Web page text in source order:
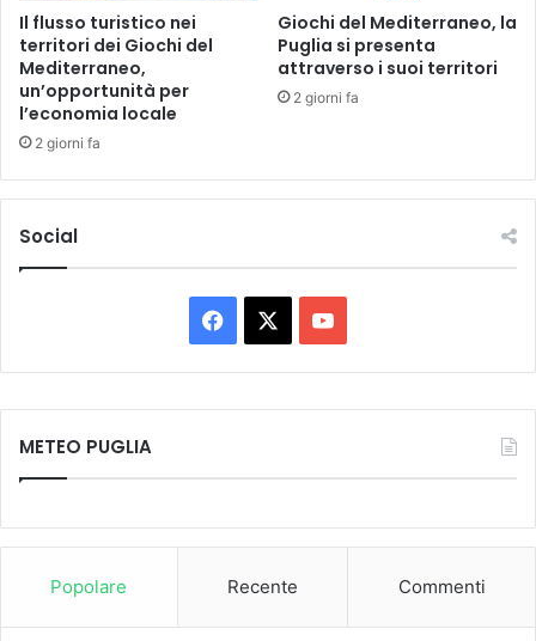
0
"
o
r
t
a
t
o
a
r
a
n
Il flusso turistico nei
territori dei Giochi del
Mediterraneo,
un’opportunità per
l’economia locale
2 giorni fa
Giochi del Mediterraneo, la
Puglia si presenta
attraverso i suoi territori
2 giorni fa
Social
a
c
o
u
METEO PUGLIA
Popolare Recente Commenti